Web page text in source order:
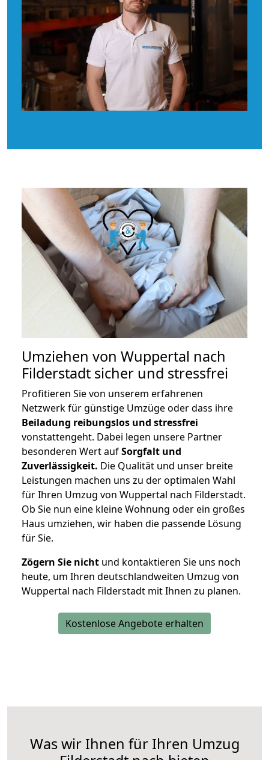
Umziehen von Wuppertal nach
Filderstadt sicher und stressfrei
Profitieren Sie von unserem erfahrenen
Netzwerk für günstige Umzüge oder dass ihre
Beiladung reibungslos und stressfrei
vonstattengeht. Dabei legen unsere Partner
besonderen Wert aufSorgfalt und
Zuverlässigkeit. Die Qualität und unser breite
Leistungen machen uns zu der optimalen Wahl
für Ihren Umzug von Wuppertal nach Filderstadt.
Ob Sie nun eine kleine Wohnung oder ein großes
Haus umziehen, wir haben die passende Lösung
für Sie.
Zögern Sie nicht und kontaktieren Sie uns noch
heute, um Ihren deutschlandweiten Umzug von
Wuppertal nach Filderstadt mit Ihnen zu planen.
Kostenlose Angebote erhalten
Was wir Ihnen für Ihren Umzug